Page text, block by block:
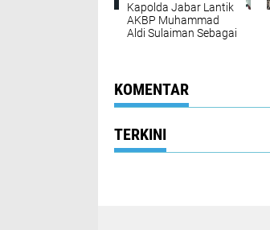
Kapolda Jabar Lantik
AKBP Muhammad
Aldi Sulaiman Sebagai
KOMENTAR
TERKINI